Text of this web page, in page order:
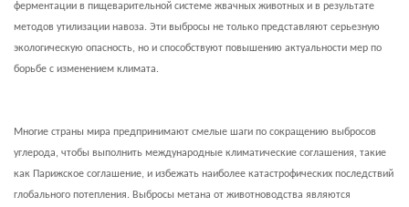
ферментации в пищеварительной системе жвачных животных и в результате
методов утилизации навоза. Эти выбросы не только представляют серьезную
экологическую опасность, но и способствуют повышению актуальности мер по
борьбе с изменением климата.
Многие страны мира предпринимают смелые шаги по сокращению выбросов
углерода, чтобы выполнить международные климатические соглашения, такие
как Парижское соглашение, и избежать наиболее катастрофических последствий
глобального потепления. Выбросы метана от животноводства являются